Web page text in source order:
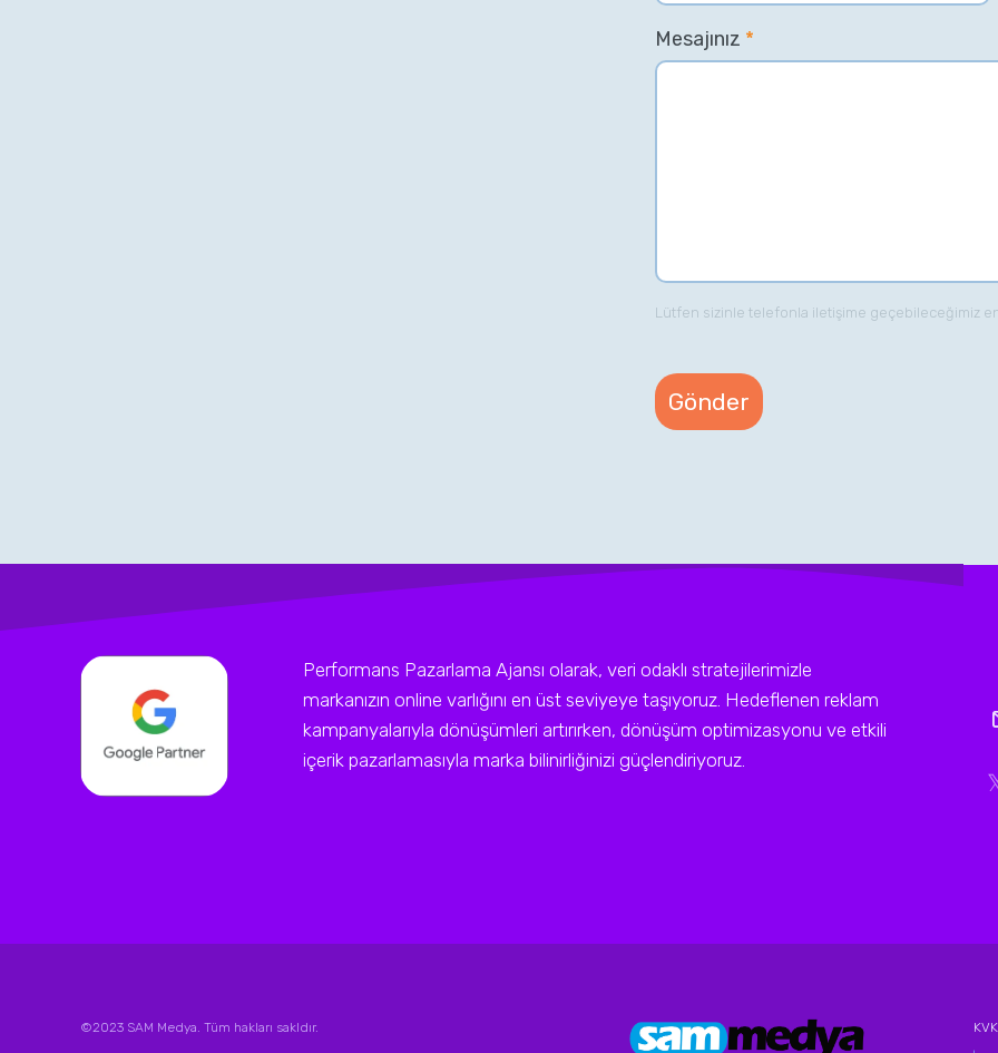
Mesajınız *
Lütfen sizinle telefonla iletişime geçebileceğimiz
Performans Pazarlama Ajansı olarak, veri odaklı stratejilerimizle
markanızın online varlığını en üst seviyeye taşıyoruz. Hedeflenen reklam
kampanyalarıyla dönüşümleri artırırken, dönüşüm optimizasyonu ve etkili
içerik pazarlamasıyla marka bilinirliğinizi güçlendiriyoruz.
©2023 SAM Medya. Tüm hakları sakldır.